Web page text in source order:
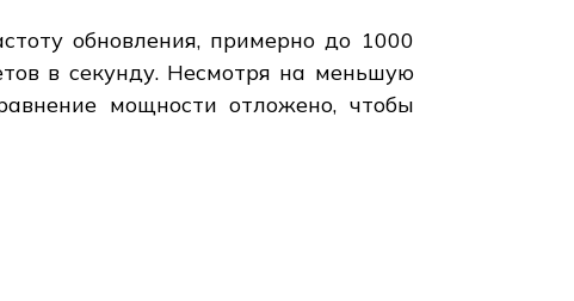
обновления, примерно до 1000
в секунду. Несмотря на меньшую
мощности отложено, чтобы